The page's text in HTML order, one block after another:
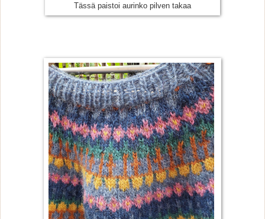
Tässä paistoi aurinko pilven takaa